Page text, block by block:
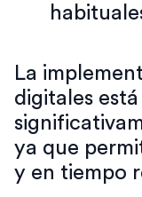
La
digitales
ya que
y en tiempo